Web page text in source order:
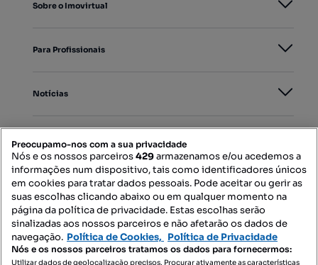
Sobre o Imovirtual
Para Profissionais
Notícias
Mapa do Site
Contacte-nos
Preocupamo-nos com a sua privacidade
Nós e os nossos parceiros429armazenamos e/ou acedemos a
informações num dispositivo, tais como identificadores únicos
em cookies para tratar dados pessoais. Pode aceitar ou gerir as
suas escolhas clicando abaixo ou em qualquer momento na
página da política de privacidade. Estas escolhas serão
sinalizadas aos nossos parceiros e não afetarão os dados de
navegação. Política de Cookies, Política de Privacidade
Nós e os nossos parceiros tratamos os dados para fornecermos:
Utilizar dados de geolocalização precisos. Procurar ativamente as características